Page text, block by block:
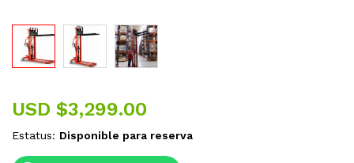
USD $3,299.00
Estatus: Disponible para reserva